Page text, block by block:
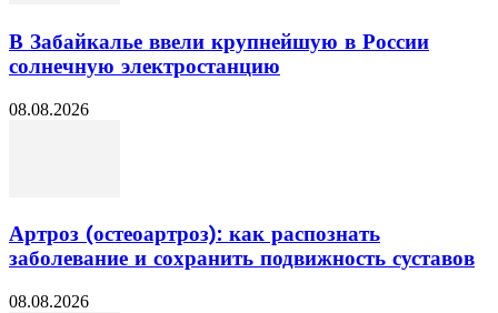
В Забайкалье ввели крупнейшую в России
солнечную электростанцию
08.08.2026
Артроз (остеоартроз): как распознать
заболевание и сохранить подвижность суставов
08.08.2026